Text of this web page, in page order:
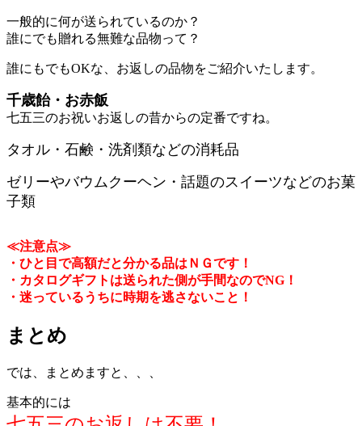
一般的に何が送られているのか？
誰にでも贈れる無難な品物って？
誰にもでもOKな、お返しの品物をご紹介いたします。
千歳飴・お赤飯
七五三のお祝いお返しの昔からの定番ですね。
タオル・石鹸・洗剤類などの消耗品
ゼリーやバウムクーヘン・話題のスイーツなどのお菓
子類
≪注意点≫
・ひと目で高額だと分かる品はＮＧです！
・カタログギフトは送られた側が手間なのでNG！
・迷っているうちに時期を逃さないこと！
まとめ
では、まとめますと、、、
基本的には